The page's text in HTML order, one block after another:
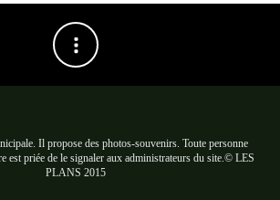
Il propose des photos-souvenirs. Toute personne
est priée de le signaler aux administrateurs du site.© LES
PLANS 2015